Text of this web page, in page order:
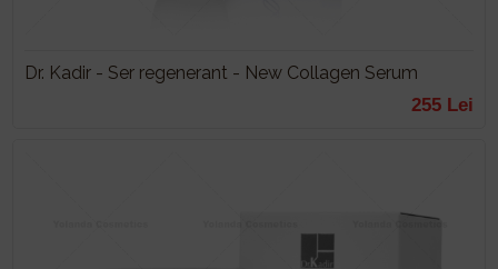
Dr. Kadir - Ser regenerant - New Collagen Serum
255 Lei